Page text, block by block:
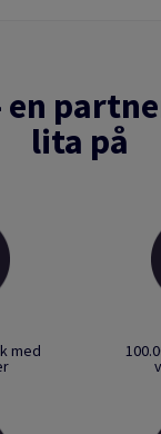
lita på
med